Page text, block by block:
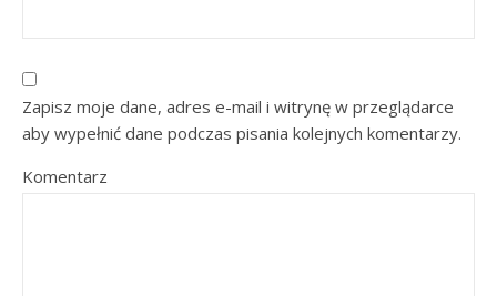
Zapisz moje dane, adres e-mail i witrynę w przeglądarce
aby wypełnić dane podczas pisania kolejnych komentarzy.
Komentarz